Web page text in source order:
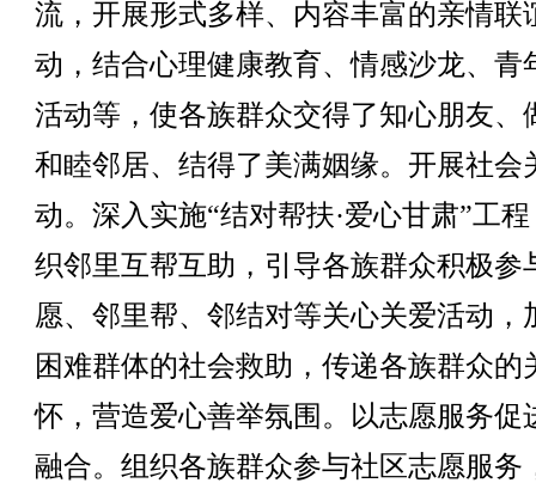
流，开展形式多样、内容丰富的亲情联
动，结合心理健康教育、情感沙龙、青
活动等，使各族群众交得了知心朋友、
和睦邻居、结得了美满姻缘。开展社会
动。深入实施“结对帮扶·爱心甘肃”工
织邻里互帮互助，引导各族群众积极参
愿、邻里帮、邻结对等关心关爱活动，
困难群体的社会救助，传递各族群众的
怀，营造爱心善举氛围。以志愿服务促
融合。组织各族群众参与社区志愿服务